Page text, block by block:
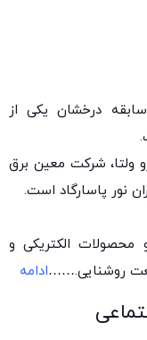
با بیش از ۴۰ سال سابقه درخشان یکی از
ولتا، شرکت معین برق
نور پاسارگاد است.
محصولات الکتریکی و
روشنایی.……ادامه